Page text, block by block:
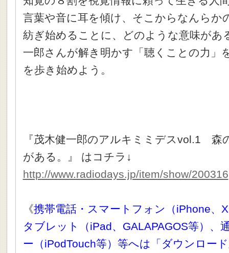
言葉や音に耳を傾け、そこからなんらか
紡ぎ始めることに、どのような意味があ
一郎さんが解き明かす「聴くことの力」
を歩き始めよう。
『茂木健一郎のアルキミミデスvol.1 森
がある。』 はコチラ↓
http://www.radiodays.jp/item/show/200316
《携帯電話・スマートフォン（iPhone、
タブレット（iPad、GALAPAGOS等）、
ー（iPodTouch等）等へは「ダウンロー